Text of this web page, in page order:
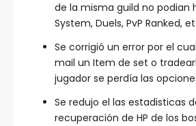
de la misma guild no podian
System, Duels, PvP Ranked,
Se corrigió un error por el
mail un Item de set o
jugador se perdía las
Se redujo el las estadisticas
recuperación de HP de los